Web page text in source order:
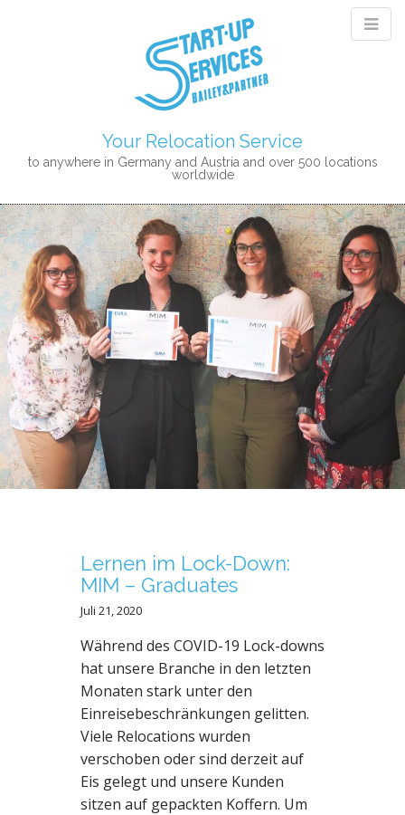
Your Relocation Service
to anywhere in Germany and Austria and over 500 locations
worldwide
M
A
I
N
M
E
N
U
K
I
P
T
O
C
O
N
T
T
Lernen im Lock-Down:
MIM – Graduates
Juli 21, 2020
Während des COVID-19 Lock-downs
hat unsere Branche in den letzten
Monaten stark unter den
Einreisebeschränkungen gelitten.
Viele Relocations wurden
verschoben oder sind derzeit auf
Eis gelegt und unsere Kunden
sitzen auf gepackten Koffern. Um